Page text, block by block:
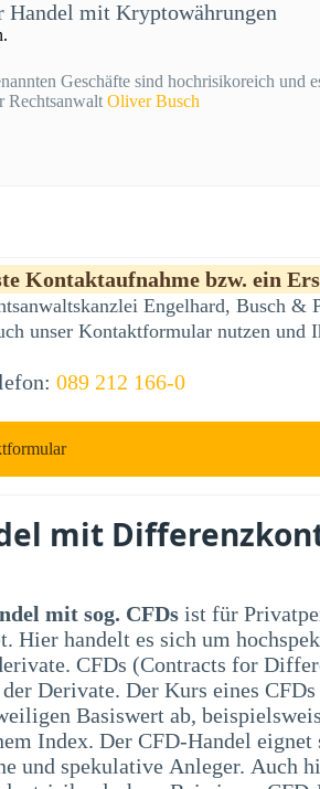
Handel mit Kryptowährungen
Geschäfte sind hochrisikoreich und
Rechtsanwalt Oliver Busch
Kontaktaufnahme bzw. ein
Engelhard, Busch &
unser Kontaktformular nutzen und
089 212 166-0
mit
mit sog. CFDs ist für
Hier handelt es sich um
CFDs (Contracts for
Derivate. Der Kurs eines
Basiswert ab,
Index. Der CFD-Handel
und spekulative Anleger. Auch
einen Bruchteil der jeweiligen
eine entsprechende Hebelwirkung.
bestehen auch
unkalkulierbarer
Außerdem besteht auch ein
auf Änderungen eines
des Basiswertes. Dabei